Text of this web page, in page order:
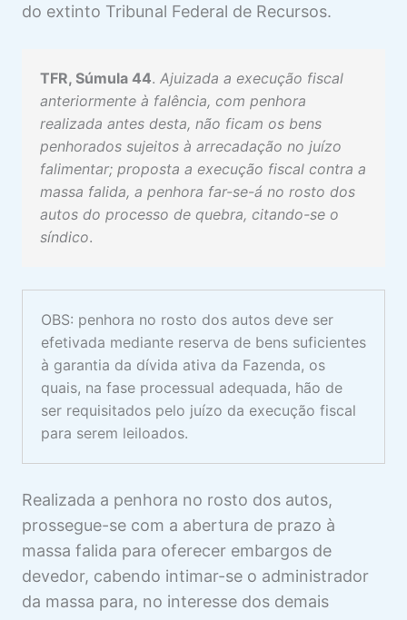
do extinto Tribunal Federal de Recursos.
TFR, Súmula 44. Ajuizada a execução fiscal
anteriormente à falência, com penhora
realizada antes desta, não ficam os bens
penhorados sujeitos à arrecadação no juízo
falimentar; proposta a execução fiscal contra a
massa falida, a penhora far-se-á no rosto dos
autos do processo de quebra, citando-se o
síndico.
OBS: penhora no rosto dos autos deve ser
efetivada mediante reserva de bens suficientes
à garantia da dívida ativa da Fazenda, os
quais, na fase processual adequada, hão de
ser requisitados pelo juízo da execução fiscal
para serem leiloados.
Realizada a penhora no rosto dos autos,
prossegue-se com a abertura de prazo à
massa falida para oferecer embargos de
devedor, cabendo intimar-se o administrador
da massa para, no interesse dos demais